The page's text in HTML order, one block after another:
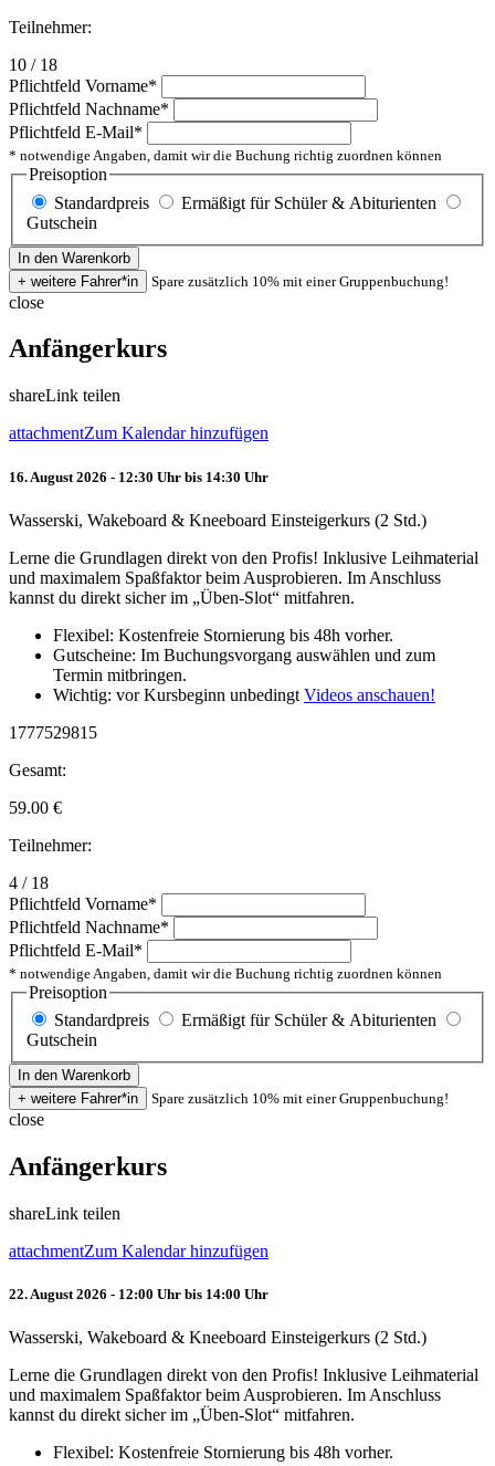
Teilnehmer:
10 / 18
Pflichtfeld Vorname*
Pflichtfeld Nachname*
Pflichtfeld E-Mail*
* notwendige Angaben, damit wir die Buchung richtig zuordnen können
Preisoption
Standardpreis
Ermäßigt für Schüler & Abiturienten
Gutschein
Spare zusätzlich 10% mit einer Gruppenbuchung!
close
Anfängerkurs
shareLink teilen
attachmentZum Kalendar hinzufügen
16. August 2026 - 12:30 Uhr bis 14:30 Uhr
Wasserski, Wakeboard & Kneeboard Einsteigerkurs (2 Std.)
Lerne die Grundlagen direkt von den Profis! Inklusive Leihmaterial
und maximalem Spaßfaktor beim Ausprobieren. Im Anschluss
kannst du direkt sicher im „Üben-Slot“ mitfahren.
Flexibel: Kostenfreie Stornierung bis 48h vorher.
Gutscheine: Im Buchungsvorgang auswählen und zum
Termin mitbringen.
Wichtig: vor Kursbeginn unbedingt Videos anschauen!
1777529815
Gesamt:
59.00 €
Teilnehmer:
4 / 18
Pflichtfeld Vorname*
Pflichtfeld Nachname*
Pflichtfeld E-Mail*
* notwendige Angaben, damit wir die Buchung richtig zuordnen können
Preisoption
Standardpreis
Ermäßigt für Schüler & Abiturienten
Gutschein
Spare zusätzlich 10% mit einer Gruppenbuchung!
close
Anfängerkurs
shareLink teilen
attachmentZum Kalendar hinzufügen
22. August 2026 - 12:00 Uhr bis 14:00 Uhr
Wasserski, Wakeboard & Kneeboard Einsteigerkurs (2 Std.)
Lerne die Grundlagen direkt von den Profis! Inklusive Leihmaterial
und maximalem Spaßfaktor beim Ausprobieren. Im Anschluss
kannst du direkt sicher im „Üben-Slot“ mitfahren.
Flexibel: Kostenfreie Stornierung bis 48h vorher.